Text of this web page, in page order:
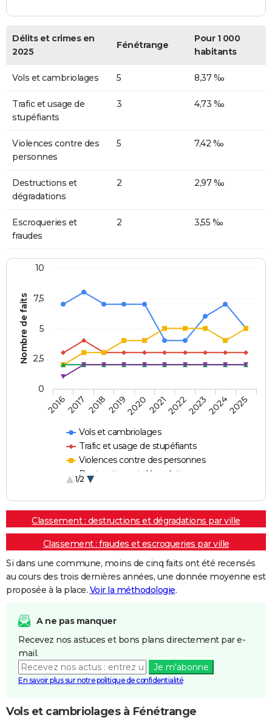
Délits et crimes en
2025
Fénétrange
Pour 1 000
habitants
Vols et cambriolages 5 8,37 ‰
Trafic et usage de
stupéfiants
3 4,73 ‰
Violences contre des
personnes
5 7,42 ‰
Destructions et
dégradations
2 2,97 ‰
Escroqueries et
fraudes
2 3,55 ‰
Nombre de faits
Vols et cambriolages
Trafic et usage de stupéfiants
Violences contre des personnes
Destructions et dégradations
1/2
20162017 20182019202020212022202320242025
0
2,5
5
7,5
10
Classement : destructions et dégradations par ville
Classement : fraudes et escroqueries par ville
Si dans une commune, moins de cinq faits ont été recensés
au cours des trois dernières années, une donnée moyenne est
proposée à la place. Voir la méthodologie.
A ne pas manquer
Recevez nos astuces et bons plans directement par e-
mail.
Je m'abonne
En savoir plus sur notre politique de confidentialité
Vols et cambriolages à Fénétrange